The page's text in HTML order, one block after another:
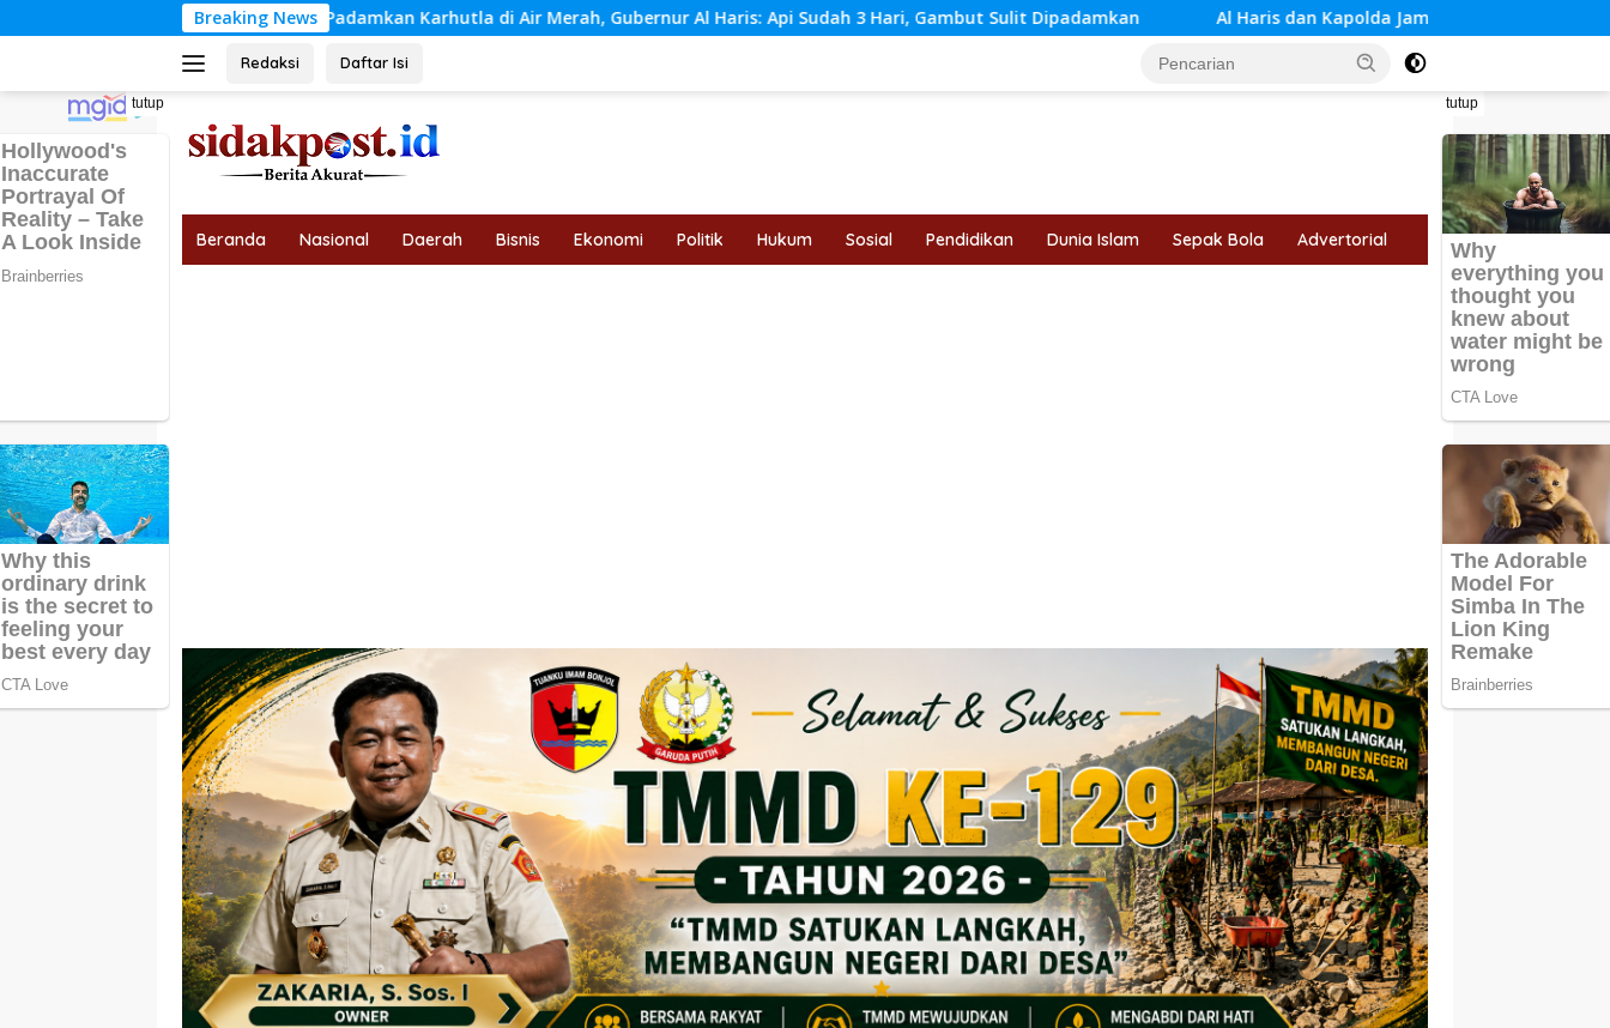
ke
Breaking News
Langsung Padamkan Karhutla di Air Merah, Gubernur Al Haris: Api Sudah 3 Hari, Gambut Sulit Dipadamkan Al Haris dan Kapolda Jambi Lepas 8.750 Pelari di Presisi Merdeka Run
Redaksi Daftar Isi
tutup tutup
Beranda Nasional Daerah Bisnis Ekonomi Politik Hukum Sosial Pendidikan Dunia Islam Sepak Bola Advertorial